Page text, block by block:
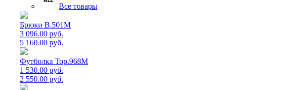
Все товары
Брюки B.501M
3 096.00 руб.
5 160.00 руб.
Футболка Top.968M
1 530.00 руб.
2 550.00 руб.